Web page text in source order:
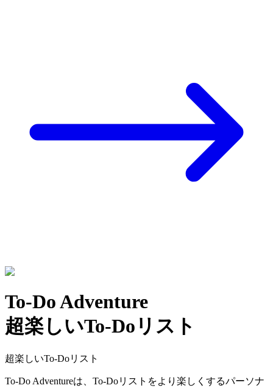
To-Do Adventure
超楽しいTo-Doリスト
超楽しいTo-Doリスト
To-Do Adventureは、To-Doリストをより楽しくするパーソナ